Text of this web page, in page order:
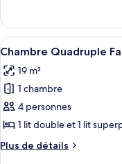
Double
Deluxe,
1
grand
lit,
accessible
aux
personnes
à
le
type
de
Chambre
Double
Deluxe,
grand
accessible
Afficher
toutes
les
photos
pour
ce
type
de
7
Chambre Quadruple
19 m²
1 chambre
4 personnes
1 lit double et 1 lit
Plus de détails
Plus